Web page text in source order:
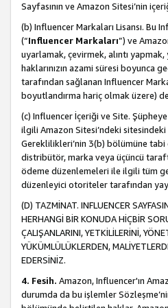
Sayfasının ve Amazon Sitesi’nin
(b) Influencer Markaları Lisansı. Bu
(“Influencer Markaları”) ve
uyarlamak, çevirmek, alıntı
haklarınızın azami süresi boyunca
tarafından sağlanan Influencer
boyutlandırma hariç olmak üzere)
(c) Influencer İçeriği ve Site.
ilgili Amazon Sitesi’ndeki
Gereklilikleri’nin 3(b) bölümüne tabi
distribütör, marka veya üçüncü
ödeme düzenlemeleri ile ilgili tüm
düzenleyici otoriteler tarafından
(D) TAZMİNAT. INFLUENCER
HERHANGİ BİR KONUDA HİÇBİR
ÇALIŞANLARINI, YETKİLİLERİNİ,
YÜKÜMLÜLÜKLERDEN,
EDERSİNİZ.
4. Fesih. Amazon, Influencer'ın
durumda da bu işlemler